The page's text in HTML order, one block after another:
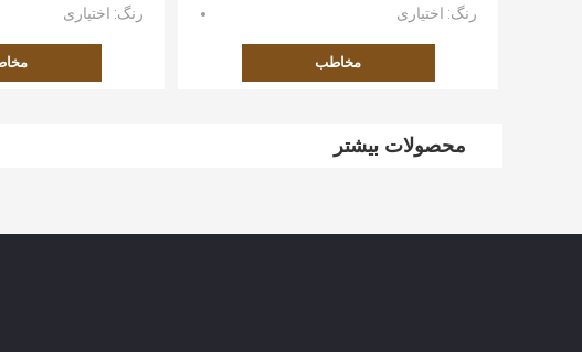
رنگ: اختیاری
رنگ: اختیاری
مخاطب
محصولات بیشتر